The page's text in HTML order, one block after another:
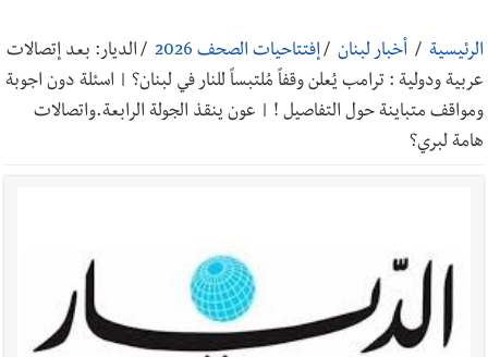
أخبار صيدا بلدية صيدا : حجز مركبتي توكتوك وتغريم صاحبهما
بسبب الإزعاج الصوتي
أخبار صيدا
بلدية صيدا ومؤسسة الحريري تعقدان الاجتماع
التشاوري الأول للمرصد الحضري
الرئيسية / أخبار لبنان /إفتتاحيات الصحف 2026 / الديار: بعد إتصالات
عربية ودولية : ترامب يُعلن وقفاً مُلتبساً للنار في لبنان؟ | اسئلة دون اجوبة
ومواقف متباينة حول التفاصيل ! | عون ينقذ الجولة الرابعة.واتصالات
هامة لبري؟